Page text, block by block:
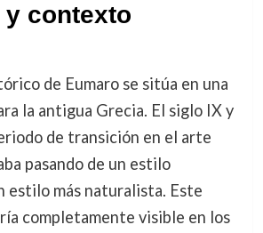
y contexto
de Eumaro se sitúa en una
la antigua Grecia. El siglo IX y
de transición en el arte
pasando de un estilo
estilo más naturalista. Este
completamente visible en los